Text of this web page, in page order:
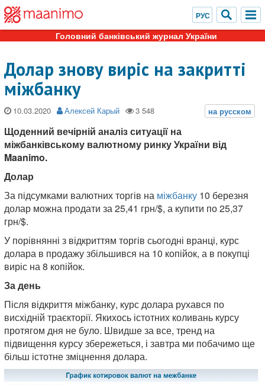
Головний банківський журнал України
Долар знову виріс на закритті
міжбанку
10.03.2020 Алексей Карый
Щоденний вечірній аналіз ситуації на
міжбанківському валютному ринку України від
Maanimo.
Долар
За підсумками валютних торгів на міжбанку 10 березня
долар можна продати за 25,41 грн/$, а купити по 25,37
грн/$.
У порівнянні з відкриттям торгів сьогодні вранці, курс
долара в продажу збільшився на 10 копійок, а в покупці
виріс на 8 копійок.
За день
Після відкриття міжбанку, курс долара рухався по
висхідній траєкторії. Якихось істотних коливань курсу
протягом дня не було. Швидше за все, тренд на
підвищення курсу збережеться, і завтра ми побачимо ще
більш істотне зміцнення долара.